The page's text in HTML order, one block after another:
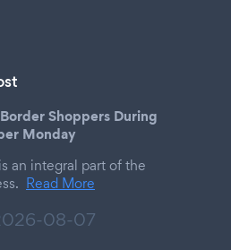
Shoppers During
Monday
an integral part of the
Read More
08-07